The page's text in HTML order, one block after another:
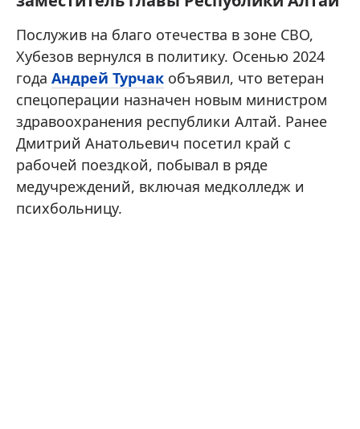
Послужив на благо отечества в зоне СВО,
Хубезов вернулся в политику. Осенью 2024
года Андрей Турчак объявил, что ветеран
спецоперации назначен новым министром
здравоохранения республики Алтай. Ранее
Дмитрий Анатольевич посетил край с
рабочей поездкой, побывал в ряде
медучреждений, включая медколледж и
психбольницу.